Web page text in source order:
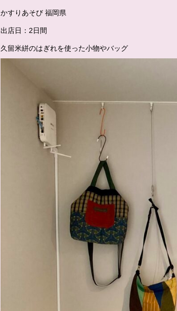
かすりあそび 福岡県
出店日：2日間
久留米絣のはぎれを使った小物やバッグ